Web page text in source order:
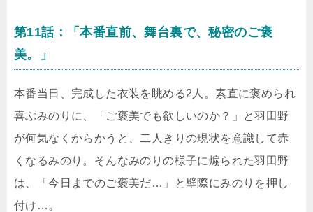
第11話：「本番直前、舞台裏で、秘密のご褒
美。」
本番当日、完成した衣装を眺める2人。素直に褒められ
喜ぶみのりに、「ご褒美でも欲しいのか？」と羽田野
が何気なくからかうと、二人きりの現状を意識して赤
くなるみのり。そんなみのりの様子に煽られた羽田野
は、「今日までのご褒美だ…」と壁際にみのりを押し
付け…。